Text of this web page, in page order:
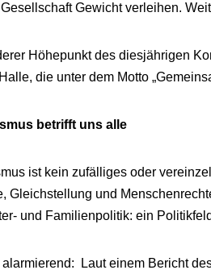
Gewicht verleihen.
Höhepunkt des diesjährigen
die unter dem Motto
betrifft uns alle
ist kein zufälliges oder
Gleichstellung und
und Familienpolitik: ein
alarmierend: Laut einem Bericht